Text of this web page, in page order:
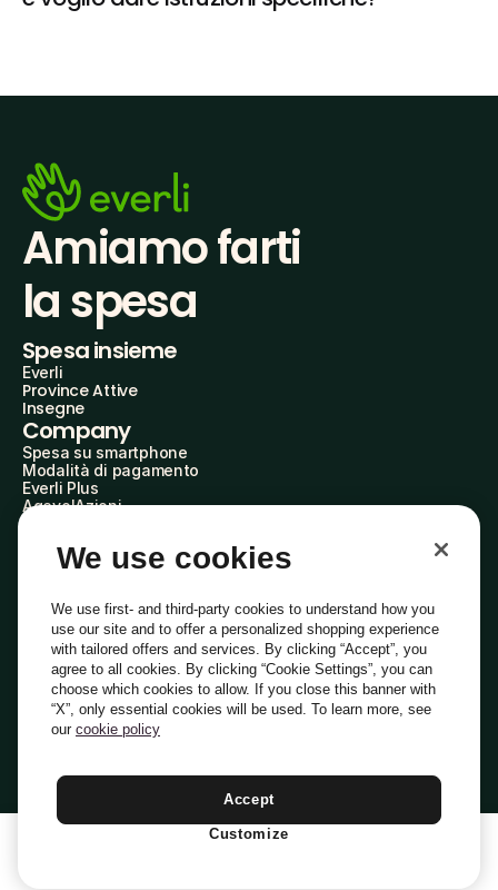
Amiamo farti
la spesa
Spesa insieme
Everli
Province Attive
Insegne
Company
Spesa su smartphone
Modalità di pagamento
Everli Plus
AgevolAzioni
Everli Shoppers
Scopri chi siamo
Domande frequenti
Lavora con noi
Diventa Shopper
Investitori
PrivacyCookiePreferenze Cookie
Termini e Condizioni
Italiano
We use cookies
We use first- and third-party cookies to understand how you
use our site and to offer a personalized shopping experience
with tailored offers and services. By clicking “Accept”, you
agree to all cookies. By clicking “Cookie Settings”, you can
choose which cookies to allow. If you close this banner with
“X”, only essential cookies will be used. To learn more, see
our cookie policy
Accept
Customize